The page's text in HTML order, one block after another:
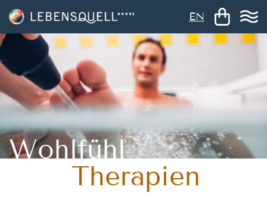
EN
Wohlfühl
Therapien